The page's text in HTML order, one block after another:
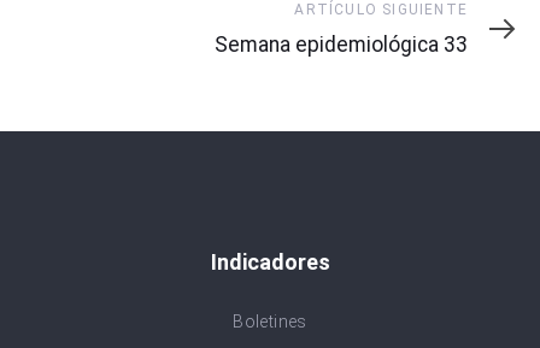
Siguiente
ARTÍCULO SIGUIENTE
Semana epidemiológica 33
Indicadores
Boletines